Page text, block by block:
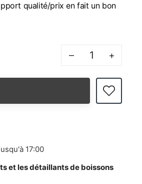
qualité/prix en fait un bon
– +
17:00
et les détaillants de boissons